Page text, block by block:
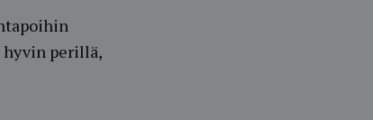
hyvin perillä,